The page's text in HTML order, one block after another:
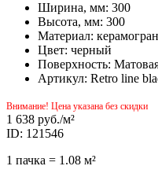
Ширина, мм: 300
Высота, мм: 300
Материал:
Цвет: черный
Поверхность:
Артикул: Retro line
Внимание! Цена указана без скидки
1 638 руб./м²
ID: 121546
1 пачка = 1.08 м²